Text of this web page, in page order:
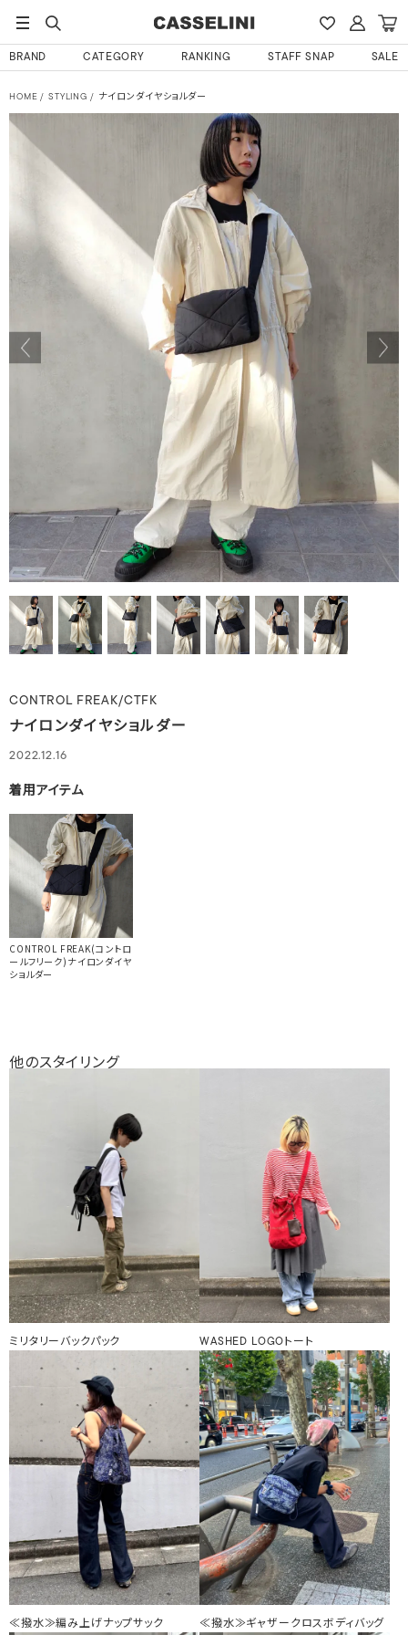
BRAND CATEGORY RANKING STAFF SNAP SALE
HOME STYLING ナイロンダイヤショルダー
CONTROL FREAK/CTFK
ナイロンダイヤショルダー
2022.12.16
着用アイテム
CONTROL FREAK(コントロ
ールフリーク)ナイロンダイヤ
ショルダー
他のスタイリング
ミリタリーバックパック WASHED LOGOトート
≪撥水≫編み上げナップサック ≪撥水≫ギャザークロスボディバッグ